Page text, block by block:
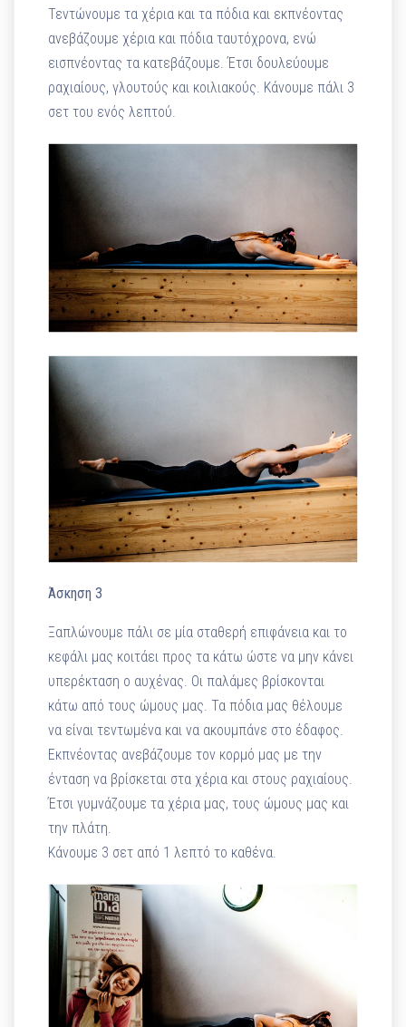
Τεντώνουμε τα χέρια και τα πόδια και εκπνέοντας
ανεβάζουμε χέρια και πόδια ταυτόχρονα, ενώ
εισπνέοντας τα κατεβάζουμε. Έτσι δουλεύουμε
ραχιαίους, γλουτούς και κοιλιακούς. Κάνουμε πάλι 3
σετ του ενός λεπτού.
Άσκηση 3
Ξαπλώνουμε πάλι σε μία σταθερή επιφάνεια και το
κεφάλι μας κοιτάει προς τα κάτω ώστε να μην κάνει
υπερέκταση ο αυχένας. Οι παλάμες βρίσκονται
κάτω από τους ώμους μας. Τα πόδια μας θέλουμε
να είναι τεντωμένα και να ακουμπάνε στο έδαφος.
Εκπνέοντας ανεβάζουμε τον κορμό μας με την
ένταση να βρίσκεται στα χέρια και στους ραχιαίους.
Έτσι γυμνάζουμε τα χέρια μας, τους ώμους μας και
την πλάτη.
Κάνουμε 3 σετ από 1 λεπτό το καθένα.